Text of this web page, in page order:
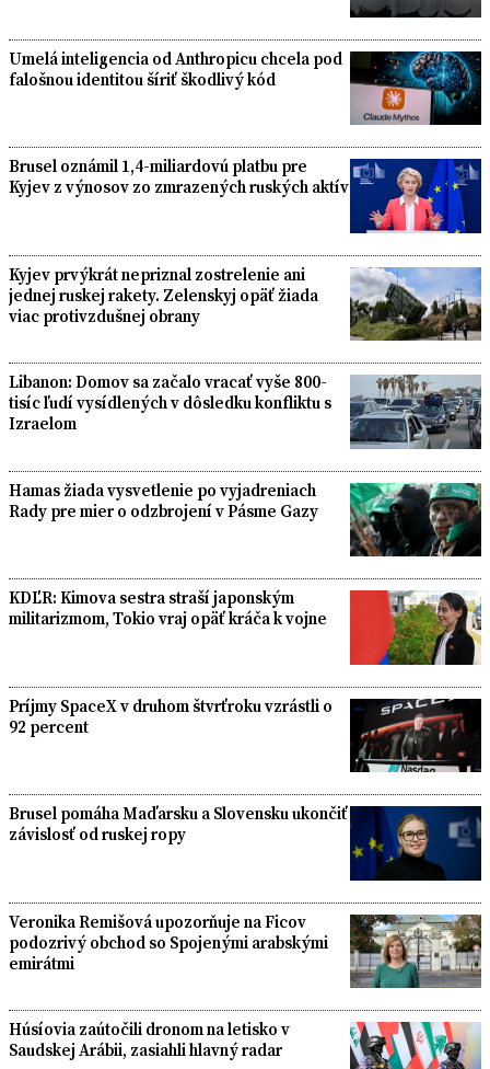
Umelá inteligencia od Anthropicu chcela pod
falošnou identitou šíriť škodlivý kód
Brusel oznámil 1,4-miliardovú platbu pre
Kyjev z výnosov zo zmrazených ruských aktív
Kyjev prvýkrát nepriznal zostrelenie ani
jednej ruskej rakety. Zelenskyj opäť žiada
viac protivzdušnej obrany
Libanon: Domov sa začalo vracať vyše 800-
tisíc ľudí vysídlených v dôsledku konfliktu s
Izraelom
Hamas žiada vysvetlenie po vyjadreniach
Rady pre mier o odzbrojení v Pásme Gazy
KDĽR: Kimova sestra straší japonským
militarizmom, Tokio vraj opäť kráča k vojne
Príjmy SpaceX v druhom štvrťroku vzrástli o
92 percent
Brusel pomáha Maďarsku a Slovensku ukončiť
závislosť od ruskej ropy
Veronika Remišová upozorňuje na Ficov
podozrivý obchod so Spojenými arabskými
emirátmi
Húsíovia zaútočili dronom na letisko v
Saudskej Arábii, zasiahli hlavný radar